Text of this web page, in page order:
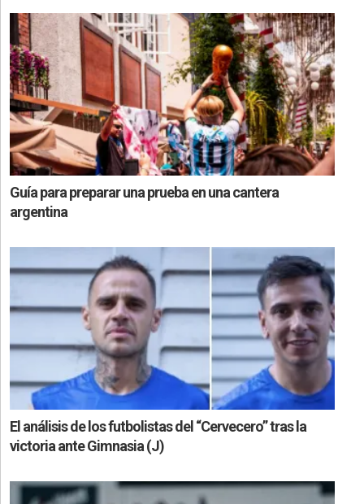
Guía para preparar una prueba en una cantera
argentina
El análisis de los futbolistas del “Cervecero” tras la
victoria ante Gimnasia (J)